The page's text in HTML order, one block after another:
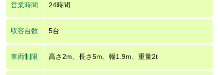
営業時間 24時間
収容台数 5台
車両制限 高さ2m、長さ5m、幅1.9m、重量2t